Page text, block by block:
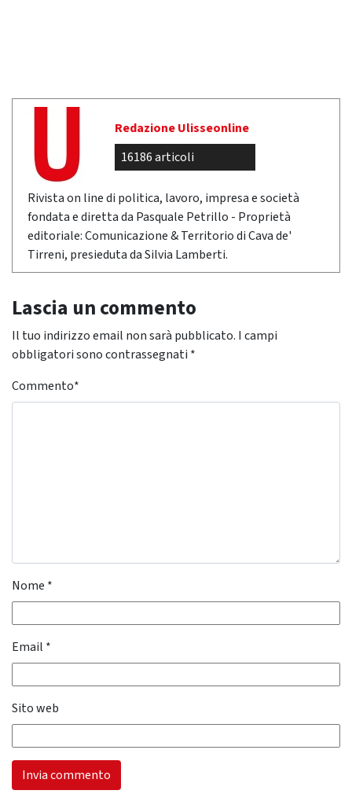
Redazione Ulisseonline
16186 articoli
Rivista on line di politica, lavoro, impresa e società
fondata e diretta da Pasquale Petrillo - Proprietà
editoriale: Comunicazione & Territorio di Cava de'
Tirreni, presieduta da Silvia Lamberti.
Lascia un commento
Il tuo indirizzo email non sarà pubblicato. I campi
obbligatori sono contrassegnati *
Commento*
Nome *
Email *
Sito web